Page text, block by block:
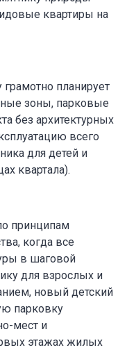
квартиры на
планирует
зоны, парковые
без архитектурных
всего
для детей и
квартала).
принципам
когда все
в шаговой
для взрослых и
новый детский
парковку
мест и
этажах жилых